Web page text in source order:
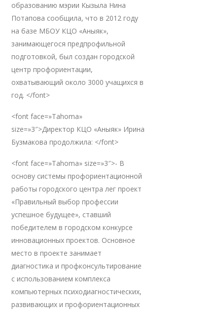
образованию мэрии Кызыла Нина
Потапова сообщила, что в 2012 году
на базе МБОУ КЦО «Аныяк»,
занимающегося предпрофильной
подготовкой, был создан городской
центр профориентации,
охватывающий около 3000 учащихся в
год. </font>
<font face=»Tahoma»
size=»3″>Директор КЦО «Аныяк» Ирина
Бузмакова продолжила: </font>
<font face=»Tahoma» size=»3″>- В
основу системы профориентационной
работы городского центра лег проект
«Правильный выбор профессии
успешное будущее», ставший
победителем в городском конкурсе
инновационных проектов. Основное
место в проекте занимает
диагностика и профконсультирование
с использованием комплекса
компьютерных психодиагностических,
развивающих и профориентационных